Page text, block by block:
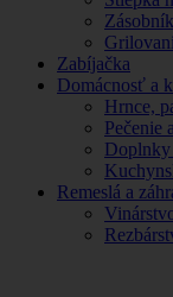
Zabíjačka
Domácnosť a
Hrnce,
Pečenie
Doplnky
Remeslá a